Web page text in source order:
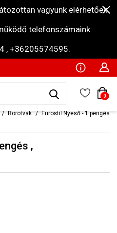
vagyunk elérhetőek
telefonszámaink:
, +36205574595.
0
Borotvák
Eurostil Nyeső - 1 pengés
,